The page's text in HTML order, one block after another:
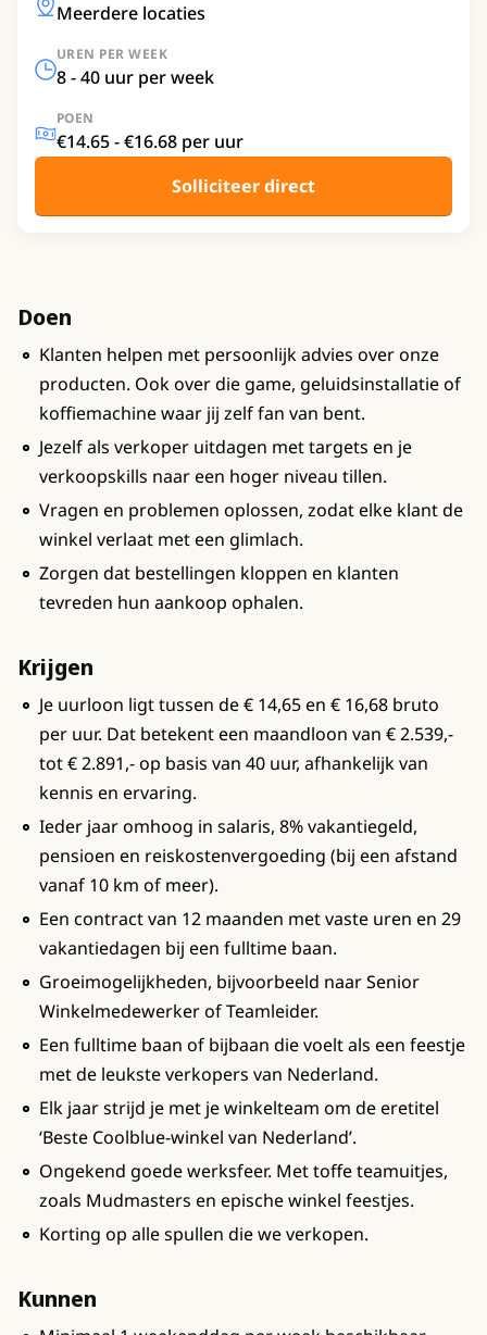
Meerdere locaties
UREN PER WEEK
8 - 40 uur per week
POEN
€14.65 - €16.68 per uur
Solliciteer direct
Doen
Klanten helpen met persoonlijk advies over onze
producten. Ook over die game, geluidsinstallatie of
koffiemachine waar jij zelf fan van bent.
Jezelf als verkoper uitdagen met targets en je
verkoopskills naar een hoger niveau tillen.
Vragen en problemen oplossen, zodat elke klant de
winkel verlaat met een glimlach.
Zorgen dat bestellingen kloppen en klanten
tevreden hun aankoop ophalen.
Krijgen
Je uurloon ligt tussen de € 14,65 en € 16,68 bruto
per uur. Dat betekent een maandloon van € 2.539,-
tot € 2.891,- op basis van 40 uur, afhankelijk van
kennis en ervaring.
Ieder jaar omhoog in salaris, 8% vakantiegeld,
pensioen en reiskostenvergoeding (bij een afstand
vanaf 10 km of meer).
Een contract van 12 maanden met vaste uren en 29
vakantiedagen bij een fulltime baan.
Groeimogelijkheden, bijvoorbeeld naar Senior
Winkelmedewerker of Teamleider.
Een fulltime baan of bijbaan die voelt als een feestje
met de leukste verkopers van Nederland.
Elk jaar strijd je met je winkelteam om de eretitel
‘Beste Coolblue-winkel van Nederland’.
Ongekend goede werksfeer. Met toffe teamuitjes,
zoals Mudmasters en epische winkel feestjes.
Korting op alle spullen die we verkopen.
Kunnen